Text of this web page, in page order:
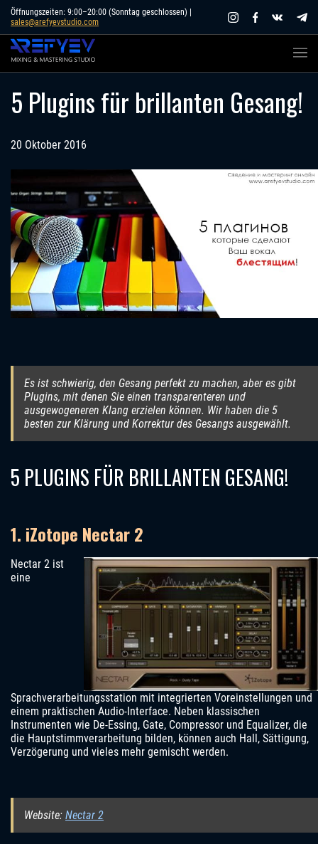
Skip
content
Öffnungszeiten: 9:00–20:00 (Sonntag geschlossen) |
sales@arefyevstudio.com
5 Plugins für brillanten Gesang!
20 Oktober 2016
Es ist schwierig, den Gesang perfekt zu machen, aber es gibt
Plugins, mit denen Sie einen transparenteren und
ausgewogeneren Klang erzielen können. Wir haben die 5
besten zur Klärung und Korrektur des Gesangs ausgewählt.
5 PLUGINS FÜR BRILLANTEN GESANG!
1. iZotope Nectar 2
Nectar 2 ist
eine
Sprachverarbeitungsstation mit integrierten Voreinstellungen und
einem praktischen Audio-Interface. Neben klassischen
Instrumenten wie De-Essing, Gate, Compressor und Equalizer, die
die Hauptstimmverarbeitung bilden, können auch Hall, Sättigung,
Verzögerung und vieles mehr gemischt werden.
Website: Nectar 2